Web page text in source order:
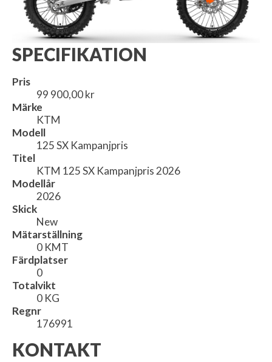
SPECIFIKATION
Pris
99 900,00 kr
Märke
KTM
Modell
125 SX Kampanjpris
Titel
KTM 125 SX Kampanjpris 2026
Modellår
2026
Skick
New
Mätarställning
0 KMT
Färdplatser
0
Totalvikt
0 KG
Regnr
176991
KONTAKT